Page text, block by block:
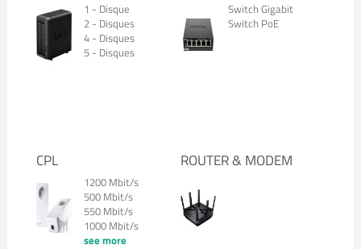
1 - Disque
2 - Disques
4 - Disques
5 - Disques
Switch Gigabit
Switch PoE
CPL
1200 Mbit/s
500 Mbit/s
550 Mbit/s
1000 Mbit/s
see more
ROUTER & MODEM